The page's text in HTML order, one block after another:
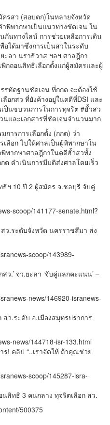
รสว (สอบตก)ในหลายจังหวัด
พิพากษาเป็นแนวทางชัดเจน ใน
นทางไลน์ การช่วยเหลือการเดิน
อได้มาซึ่งการเป็นสวในระดับ
ะลา นราธิวาส ฯลฯ ศาลฎีกา
กถอนสิทธิเลือกตั้งแก่ผู้สมัครและผู้
รทัดฐานชัดเจน ที่กกต จะต้องใช้
อกสว ที่ยังค้างอยู่ในคดีที่DSI และ
ป็นขบวนการในการทุจริต #ฮั้วสว
นและเอกสารที่ชัดเจนจำนวนมาก
การการเลือกตั้ง (กกต) ว่า
ลือก ไปให้ศาลเป็นผู้พิพากษาใน
พากษาศาลฎีกาในคดีฮั้วสวทั้ง
ต ดำเนินการมีมติส่งศาลโดยเร็ว
ธิฯ 10 ปี 2 ผู้สมัคร จ.ชลบุรี จับคู่
scoop/141177-senate.html?
ว.ระดับจังหวัด นครราชสีมา ส่ง
scoop/143989-
ว.’ จว.ยะลา ‘จับคู่แลกคะแนน’ –
news/146920-isranews-
ว.ระดับ อ.เมืองสมุทรปราการ
news/144718-isr-133.html
ร! คลิป “..เราจัดให้ ถ้าคุณช่วย
scoop/145287-isra-
สิทธิ 3 คนกลาง ทุจริตเลือก สว.
500375